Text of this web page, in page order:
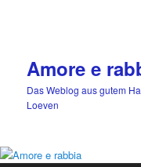
Amore e
Das Weblog aus gutem
Loeven